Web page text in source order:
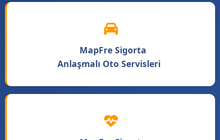
MapFre Sigorta
Anlaşmalı Oto Servisleri